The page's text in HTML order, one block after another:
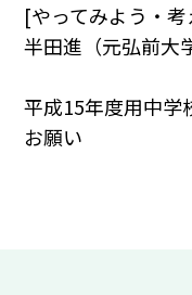
[やってみよう・
半田進（元弘前大
平成15年度用中学
お願い